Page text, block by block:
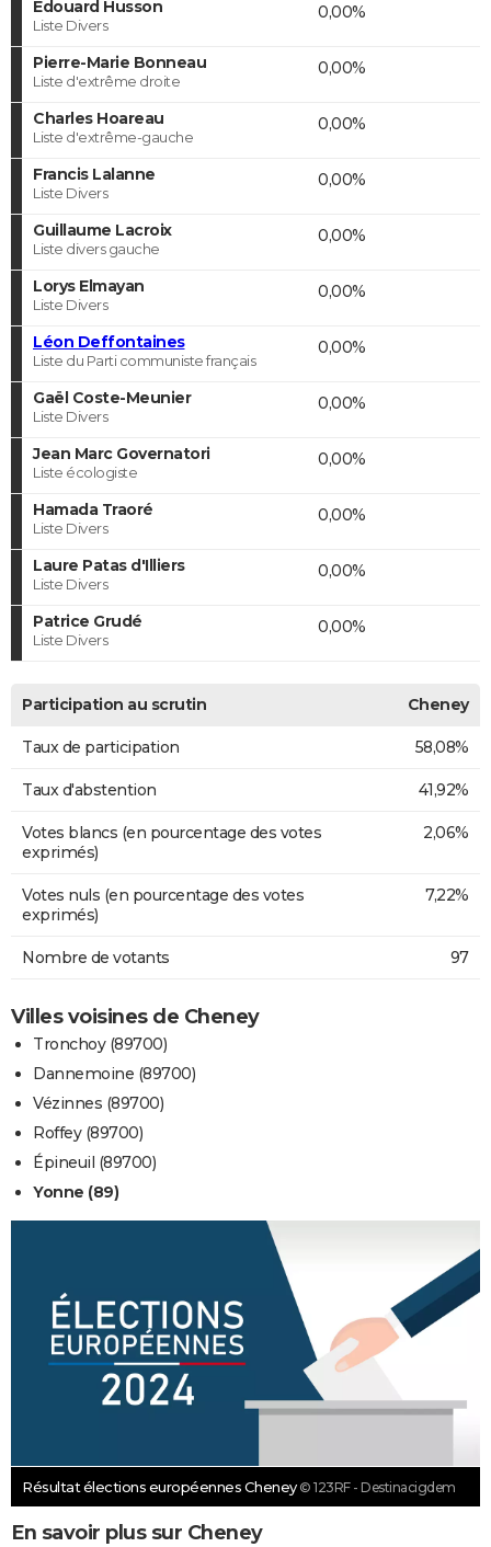
Edouard Husson
Liste Divers
0,00%
Pierre-Marie Bonneau
Liste d'extrême droite
0,00%
Charles Hoareau
Liste d'extrême-gauche
0,00%
Francis Lalanne
Liste Divers
0,00%
Guillaume Lacroix
Liste divers gauche
0,00%
Lorys Elmayan
Liste Divers
0,00%
Léon Deffontaines
Liste du Parti communiste français
0,00%
Gaël Coste-Meunier
Liste Divers
0,00%
Jean Marc Governatori
Liste écologiste
0,00%
Hamada Traoré
Liste Divers
0,00%
Laure Patas d'Illiers
Liste Divers
0,00%
Patrice Grudé
Liste Divers
0,00%
Participation au scrutin Cheney
Taux de participation 58,08%
Taux d'abstention 41,92%
Votes blancs (en pourcentage des votes
exprimés)
2,06%
Votes nuls (en pourcentage des votes
exprimés)
7,22%
Nombre de votants 97
Villes voisines de Cheney
Tronchoy (89700)
Dannemoine (89700)
Vézinnes (89700)
Roffey (89700)
Épineuil (89700)
Yonne (89)
Résultat élections européennes Cheney © 123RF - Destinacigdem
En savoir plus sur Cheney